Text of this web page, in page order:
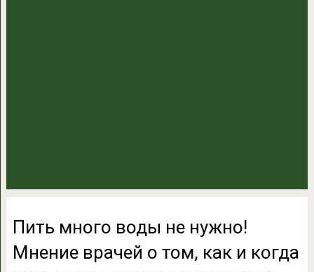
Пить много воды не нужно!
Мнение врачей о том, как и когда